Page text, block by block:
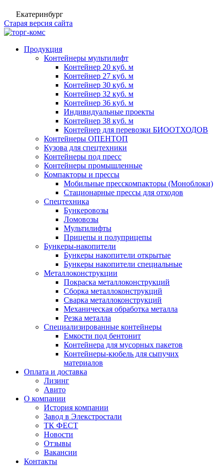
Екатеринбург
Старая версия сайта
Продукция
Контейнеры мультилифт
Контейнер 20 куб. м
Контейнер 27 куб. м
Контейнер 30 куб. м
Контейнер 32 куб. м
Контейнер 36 куб. м
Индивидуальные проекты
Контейнер 38 куб. м
Контейнер для перевозки БИООТХОДОВ
Контейнеры ОПЕНТОП
Кузова для спецтехники
Контейнеры под пресс
Контейнеры промышленные
Компакторы и прессы
Мобильные пресскомпакторы (Моноблоки)
Стационарные прессы для отходов
Спецтехника
Бункеровозы
Ломовозы
Мультилифты
Прицепы и полуприцепы
Бункеры-накопители
Бункеры накопители открытые
Бункеры накопители специальные
Металлоконструкции
Покраска металлоконструкций
Сборка металлоконструкций
Сварка металлоконструкций
Механическая обработка металла
Резка металла
Специализированные контейнеры
Емкости под бентонит
Контейнера для мусорных пакетов
Контейнеры-кюбель для сыпучих
материалов
Оплата и доставка
Лизинг
Авито
О компании
История компании
Завод в Элекстростали
ТК ФЕСТ
Новости
Отзывы
Вакансии
Контакты